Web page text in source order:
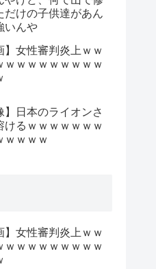
だけの子供達があん
いんや
】女性審判炎上ｗｗ
ｗｗｗｗｗｗｗｗｗ
】日本のライオンさ
けるｗｗｗｗｗｗｗ
ｗｗｗｗ
】女性審判炎上ｗｗ
ｗｗｗｗｗｗｗｗｗ